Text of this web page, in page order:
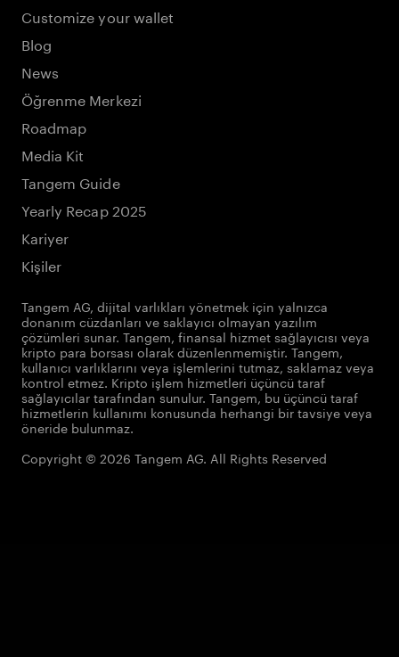
Customize your wallet
Blog
News
Öğrenme Merkezi
Roadmap
Media Kit
Tangem Guide
Yearly Recap 2025
Kariyer
Kişiler
Tangem AG, dijital varlıkları yönetmek için yalnızca
donanım cüzdanları ve saklayıcı olmayan yazılım
çözümleri sunar. Tangem, finansal hizmet sağlayıcısı veya
kripto para borsası olarak düzenlenmemiştir. Tangem,
kullanıcı varlıklarını veya işlemlerini tutmaz, saklamaz veya
kontrol etmez. Kripto işlem hizmetleri üçüncü taraf
sağlayıcılar tarafından sunulur. Tangem, bu üçüncü taraf
hizmetlerin kullanımı konusunda herhangi bir tavsiye veya
öneride bulunmaz.